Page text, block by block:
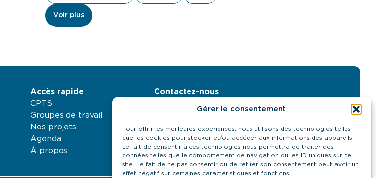
Gérer le consentement
Pour offrir les meilleures expériences, nous utilisons des technologies telles
que les cookies pour stocker et/ou accéder aux informations des appareils.
Le fait de consentir à ces technologies nous permettra de traiter des
données telles que le comportement de navigation ou les ID uniques sur ce
site. Le fait de ne pas consentir ou de retirer son consentement peut avoir un
effet négatif sur certaines caractéristiques et fonctions.
Voir plus
Accès rapide
CPTS
Groupes de travail
Nos projets
Agenda
À propos
Contactez-nous
04 27 89 57 85
Prendre contact